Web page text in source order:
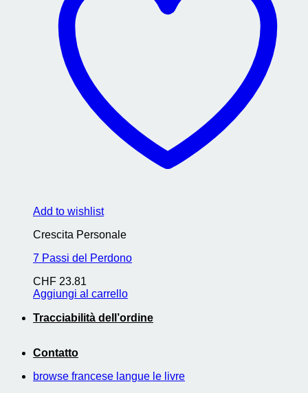
Add to wishlist
Crescita Personale
7 Passi del Perdono
CHF 23.81
Aggiungi al carrello
Tracciabilità dell’ordine
Contatto
browse francese langue le livre